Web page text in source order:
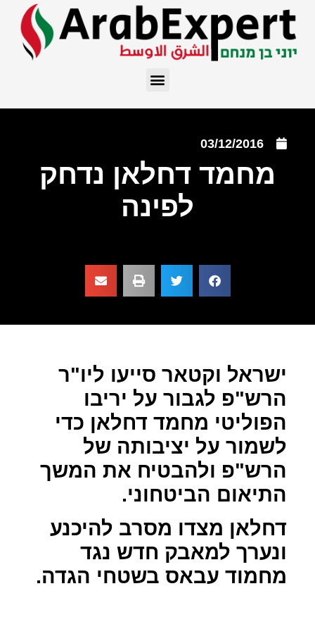
03/12/2016
מחמד דחלאן נדחק
לפינה
ישראל וקטאר סייעו ליו"ר
הרש"פ לגבור על יריבו
הפוליטי מחמד דחלאן כדי
לשמור על יציבותה של
הרש"פ ולהבטיח את המשך
התיאום הביטחוני.
דחלאן מצדו מסרב להיכנע
ונערך למאבק חדש נגד
מחמוד עבאס בשטחי הגדה.